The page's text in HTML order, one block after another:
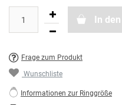
In
Frage zum Produkt
Wunschliste
Informationen zur Ringgröße